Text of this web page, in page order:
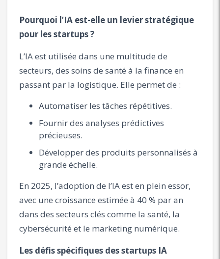
Pourquoi l’IA est-elle un levier stratégique
pour les startups ?
L’IA est utilisée dans une multitude de
secteurs, des soins de santé à la finance en
passant par la logistique. Elle permet de :
Automatiser les tâches répétitives.
Fournir des analyses prédictives
précieuses.
Développer des produits personnalisés à
grande échelle.
En 2025, l’adoption de l’IA est en plein essor,
avec une croissance estimée à 40 % par an
dans des secteurs clés comme la santé, la
cybersécurité et le marketing numérique.
Les défis spécifiques des startups IA